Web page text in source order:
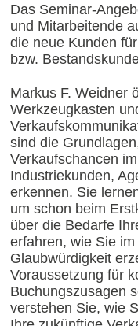
Das Seminar-
und Mitarbeitende
die neue Kunden
bzw.
Markus F. Weidner
Werkzeugkasten
sind die
Verkaufschancen
Industriekunden,
erkennen. Sie
um schon beim
über die Bedarfe
erfahren, wie Sie
Glaubwürdigkeit
Voraussetzung für
Buchungszusagen
verstehen Sie, wie